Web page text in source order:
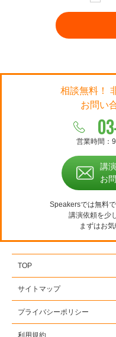
相談無料！
お問い
営業時間：
講
お
Speakersでは無料
講演依頼を少
まずはお
TOP
サイトマップ
プライバシーポリシー